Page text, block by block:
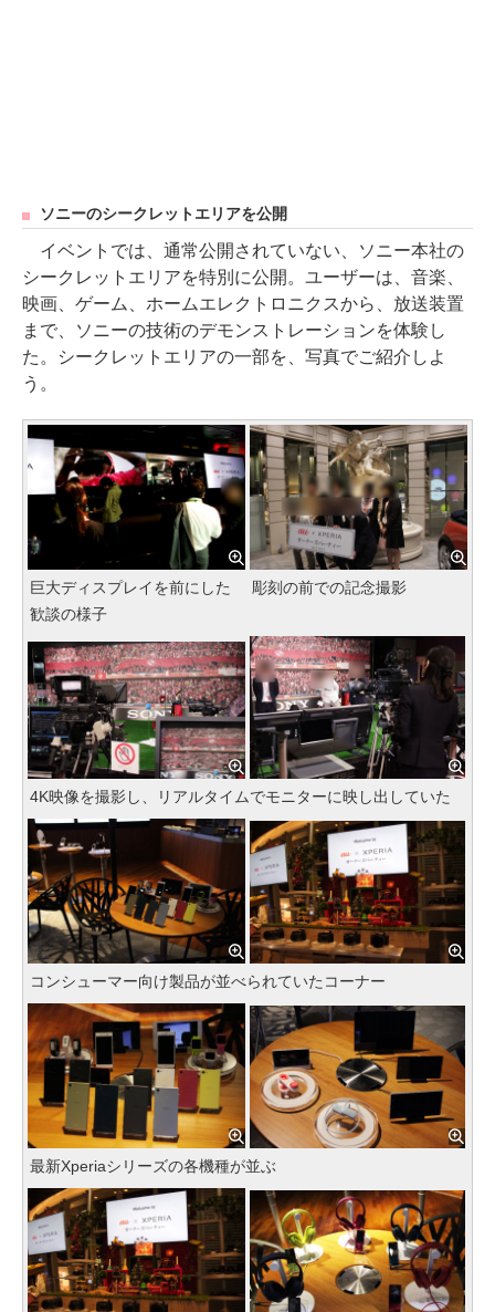
ソニーのシークレットエリアを公開
イベントでは、通常公開されていない、ソニー本社の
シークレットエリアを特別に公開。ユーザーは、音楽、
映画、ゲーム、ホームエレクトロニクスから、放送装置
まで、ソニーの技術のデモンストレーションを体験し
た。シークレットエリアの一部を、写真でご紹介しよ
う。
巨大ディスプレイを前にした
歓談の様子
彫刻の前での記念撮影
4K映像を撮影し、リアルタイムでモニターに映し出していた
コンシューマー向け製品が並べられていたコーナー
最新Xperiaシリーズの各機種が並ぶ